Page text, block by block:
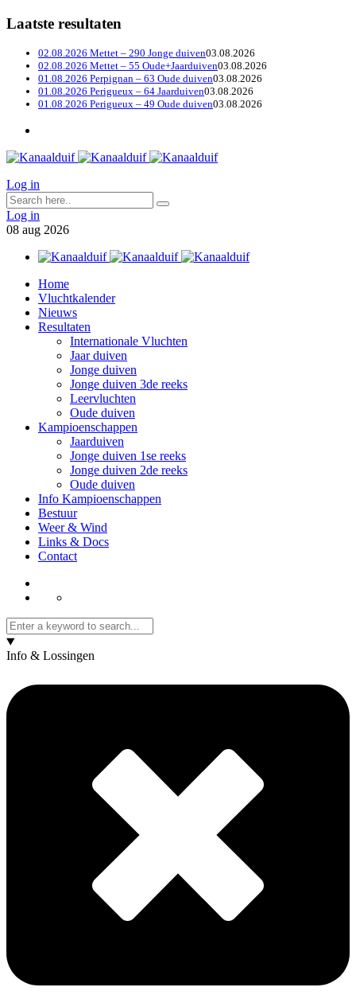
Laatste resultaten
02.08.2026 Mettet – 290 Jonge duiven03.08.2026
02.08.2026 Mettet – 55 Oude+Jaarduiven03.08.2026
01.08.2026 Perpignan – 63 Oude duiven03.08.2026
01.08.2026 Perigueux – 64 Jaarduiven03.08.2026
01.08.2026 Perigueux – 49 Oude duiven03.08.2026
Log in
Log in
08 aug 2026
Home
Vluchtkalender
Nieuws
Resultaten
Internationale Vluchten
Jaar duiven
Jonge duiven
Jonge duiven 3de reeks
Leervluchten
Oude duiven
Kampioenschappen
Jaarduiven
Jonge duiven 1se reeks
Jonge duiven 2de reeks
Oude duiven
Info Kampioenschappen
Bestuur
Weer & Wind
Links & Docs
Contact
Info & Lossingen